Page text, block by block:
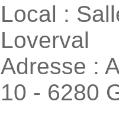
Local :
Loverval
Adresse :
10 - 6280